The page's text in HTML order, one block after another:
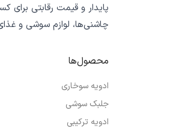
پایدار و قیمت رقابتی برای
چاشنی‌ها، لوازم سوشی و
محصول‌ها
ادویه سوخاری
جلبک سوشی
ادویه ترکیبی